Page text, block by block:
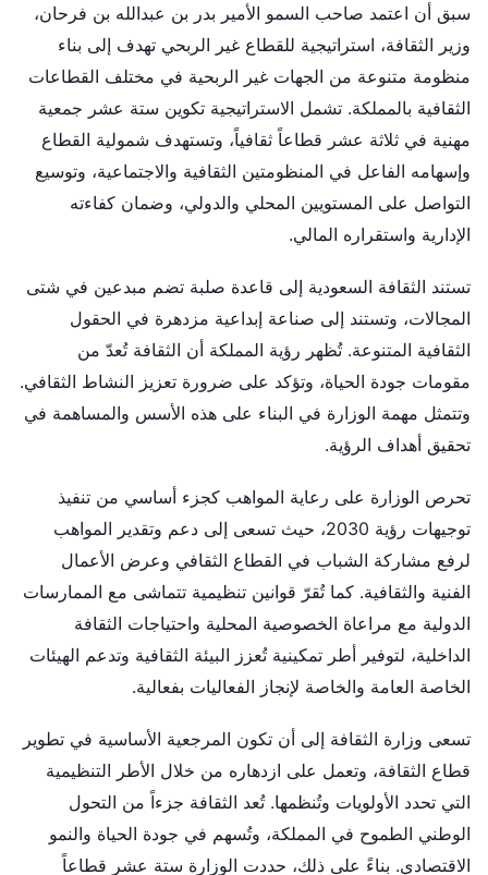
سبق أن اعتمد صاحب السمو الأمير بدر بن عبدالله بن فرحان،
وزير الثقافة، استراتيجية للقطاع غير الربحي تهدف إلى بناء
منظومة متنوعة من الجهات غير الربحية في مختلف القطاعات
الثقافية بالمملكة. تشمل الاستراتيجية تكوين ستة عشر جمعية
مهنية في ثلاثة عشر قطاعاً ثقافياً، وتستهدف شمولية القطاع
وإسهامه الفاعل في المنظومتين الثقافية والاجتماعية، وتوسيع
التواصل على المستويين المحلي والدولي، وضمان كفاءته
الإدارية واستقراره المالي.
تستند الثقافة السعودية إلى قاعدة صلبة تضم مبدعين في شتى
المجالات، وتستند إلى صناعة إبداعية مزدهرة في الحقول
الثقافية المتنوعة. تُظهر رؤية المملكة أن الثقافة تُعدّ من
مقومات جودة الحياة، وتؤكد على ضرورة تعزيز النشاط الثقافي.
وتتمثل مهمة الوزارة في البناء على هذه الأسس والمساهمة في
تحقيق أهداف الرؤية.
تحرص الوزارة على رعاية المواهب كجزء أساسي من تنفيذ
توجيهات رؤية 2030، حيث تسعى إلى دعم وتقدير المواهب
لرفع مشاركة الشباب في القطاع الثقافي وعرض الأعمال
الفنية والثقافية. كما تُقرّ قوانين تنظيمية تتماشى مع الممارسات
الدولية مع مراعاة الخصوصية المحلية واحتياجات الثقافة
الداخلية، لتوفير أطر تمكينية تُعزز البيئة الثقافية وتدعم الهيئات
الخاصة العامة والخاصة لإنجاز الفعاليات بفعالية.
تسعى وزارة الثقافة إلى أن تكون المرجعية الأساسية في تطوير
قطاع الثقافة، وتعمل على ازدهاره من خلال الأطر التنظيمية
التي تحدد الأولويات وتُنظمها. تُعد الثقافة جزءاً من التحول
الوطني الطموح في المملكة، وتُسهم في جودة الحياة والنمو
الاقتصادي. بناءً على ذلك، حددت الوزارة ستة عشر قطاعاً